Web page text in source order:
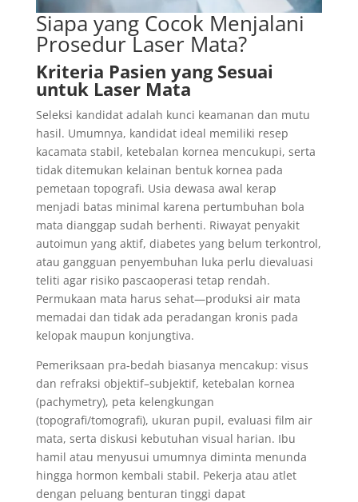
Siapa yang Cocok Menjalani
Prosedur Laser Mata?
Kriteria Pasien yang Sesuai
untuk Laser Mata
Seleksi kandidat adalah kunci keamanan dan mutu
hasil. Umumnya, kandidat ideal memiliki resep
kacamata stabil, ketebalan kornea mencukupi, serta
tidak ditemukan kelainan bentuk kornea pada
pemetaan topografi. Usia dewasa awal kerap
menjadi batas minimal karena pertumbuhan bola
mata dianggap sudah berhenti. Riwayat penyakit
autoimun yang aktif, diabetes yang belum terkontrol,
atau gangguan penyembuhan luka perlu dievaluasi
teliti agar risiko pascaoperasi tetap rendah.
Permukaan mata harus sehat—produksi air mata
memadai dan tidak ada peradangan kronis pada
kelopak maupun konjungtiva.
Pemeriksaan pra-bedah biasanya mencakup: visus
dan refraksi objektif–subjektif, ketebalan kornea
(pachymetry), peta kelengkungan
(topografi/tomografi), ukuran pupil, evaluasi film air
mata, serta diskusi kebutuhan visual harian. Ibu
hamil atau menyusui umumnya diminta menunda
hingga hormon kembali stabil. Pekerja atau atlet
dengan peluang benturan tinggi dapat